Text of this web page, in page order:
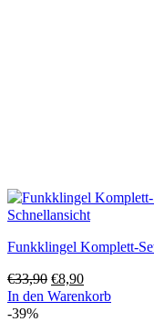
Schnellansicht
Funkklingel Komplett-
€33,90 Ursprünglicher
Preis
€8,90Aktueller
Preis
In den Warenkorb
-39%